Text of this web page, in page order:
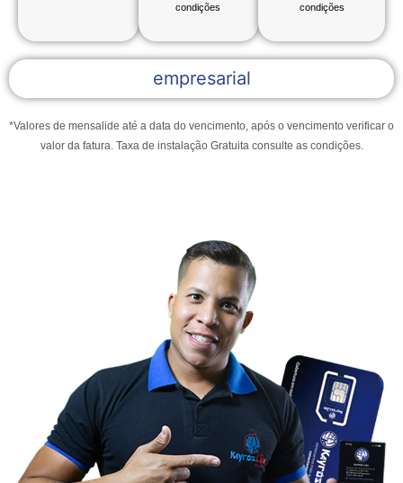
empresarial
condições
condições
*Valores de mensalide até a data do vencimento, após o vencimento verificar o
valor da fatura. Taxa de instalação Gratuita consulte as condições.